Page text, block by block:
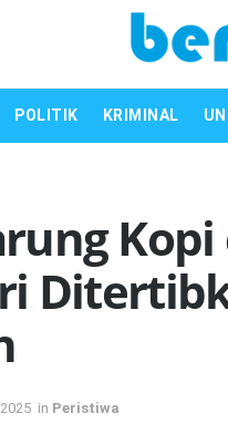
POLITIK KRIMINAL
in Peristiwa